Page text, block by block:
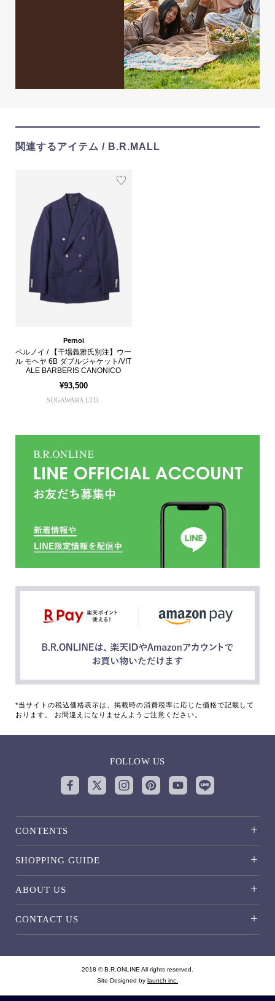
関連するアイテム / B.R.MALL
Pernoi
ペルノイ / 【干場義雅氏別注】ウー
ル モヘヤ 6B ダブルジャケット/VIT
ALE BARBERIS CANONICO
¥93,500
SUGAWARA LTD.
*当サイトの税込価格表示は、掲載時の消費税率に応じた価格で記載して
おります。 お間違えになりませんようご注意ください。
FOLLOW US
CONTENTS
SHOPPING GUIDE
ABOUT US
CONTACT US
2018 © B.R.ONLINE All rights reserved.
Site Designed by launch inc.